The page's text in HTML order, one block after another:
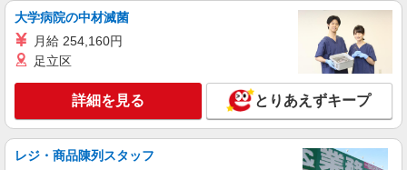
大学病院の中材滅菌
月給 254,160円
足立区
詳細を見る とりあえずキープ
レジ・商品陳列スタッフ